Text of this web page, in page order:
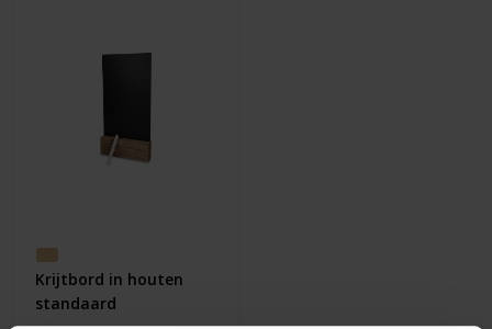
Outdoor & Vrije Tijd
Auto & Veiligheid
Paraplu's
Cadeaubonnen
Krijtbord in houten
standaard